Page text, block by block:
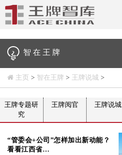
智 在 王 牌
主页 > 智在王牌 > 王牌说城 >
王牌专题研
究
王牌阅官 王牌说城
“管委会+公司”怎样加出新动能？
看看江西省…